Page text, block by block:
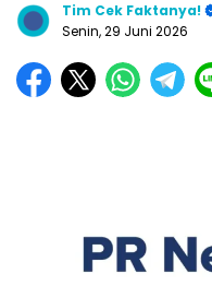
Tim Cek Faktanya!
Senin, 29 Juni 2026